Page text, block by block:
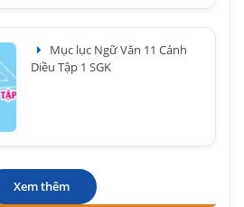
Mục lục Ngữ Văn 11 Cánh
Diều Tập 1 SGK
Xem thêm